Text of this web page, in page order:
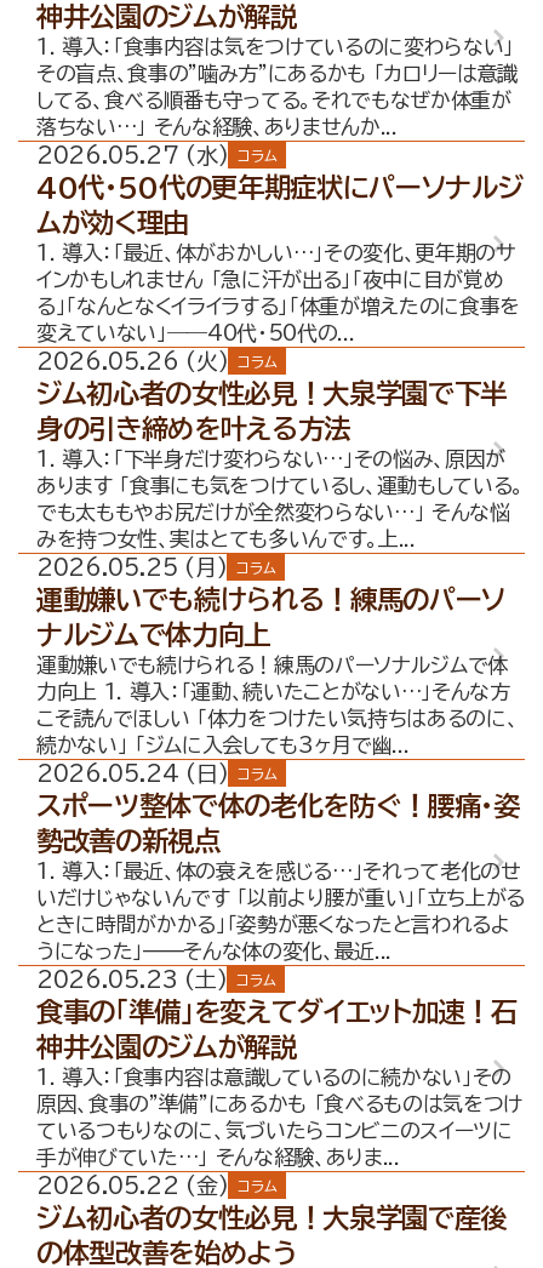
神井公園のジムが解説
1. 導入：「食事内容は気をつけているのに変わらない」
その盲点、食事の”噛み方”にあるかも 「カロリーは意識
してる、食べる順番も守ってる。それでもなぜか体重が
落ちない…」 そんな経験、ありませんか...
2026.05.27 (水) コラム
40代・50代の更年期症状にパーソナルジ
ムが効く理由
1. 導入：「最近、体がおかしい…」その変化、更年期のサ
インかもしれません 「急に汗が出る」「夜中に目が覚め
る」「なんとなくイライラする」「体重が増えたのに食事を
変えていない」――40代・50代の...
2026.05.26 (火) コラム
ジム初心者の女性必見！大泉学園で下半
身の引き締めを叶える方法
1. 導入：「下半身だけ変わらない…」その悩み、原因が
あります 「食事にも気をつけているし、運動もしている。
でも太ももやお尻だけが全然変わらない…」 そんな悩
みを持つ女性、実はとても多いんです。上...
2026.05.25 (月) コラム
運動嫌いでも続けられる！練馬のパーソ
ナルジムで体力向上
運動嫌いでも続けられる！練馬のパーソナルジムで体
力向上 1. 導入：「運動、続いたことがない…」そんな方
こそ読んでほしい 「体力をつけたい気持ちはあるのに、
続かない」 「ジムに入会しても3ヶ月で幽...
2026.05.24 (日) コラム
スポーツ整体で体の老化を防ぐ！腰痛・姿
勢改善の新視点
1. 導入：「最近、体の衰えを感じる…」それって老化のせ
いだけじゃないんです 「以前より腰が重い」「立ち上がる
ときに時間がかかる」「姿勢が悪くなったと言われるよ
うになった」——そんな体の変化、最近...
2026.05.23 (土) コラム
食事の「準備」を変えてダイエット加速！石
神井公園のジムが解説
1. 導入：「食事内容は意識しているのに続かない」その
原因、食事の”準備”にあるかも 「食べるものは気をつけ
ているつもりなのに、気づいたらコンビニのスイーツに
手が伸びていた…」 そんな経験、ありま...
2026.05.22 (金) コラム
ジム初心者の女性必見！大泉学園で産後
の体型改善を始めよう